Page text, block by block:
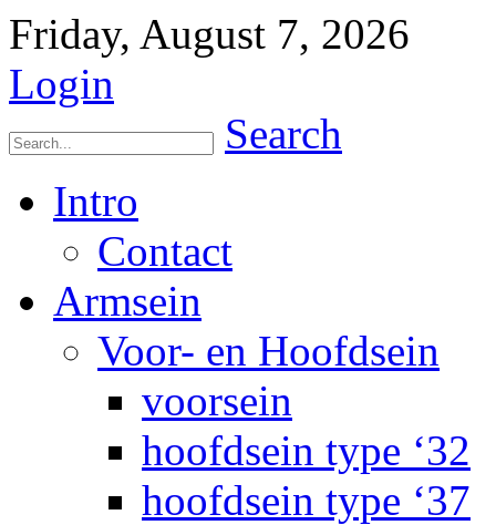
Friday, August 7, 2026
Login
Search
Intro
Contact
Armsein
Voor- en Hoofdsein
voorsein
hoofdsein type ‘32
hoofdsein type ‘37